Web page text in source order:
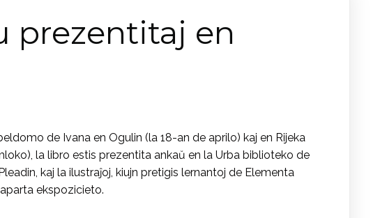
prezentitaj en
de Ivana en Ogulin (la 18-an de aprilo) kaj en Rijeka
la libro estis prezentita ankaŭ en la Urba biblioteko de
kaj la ilustraĵoj, kiujn pretigis lernantoj de Elementa
ekspozicieto.